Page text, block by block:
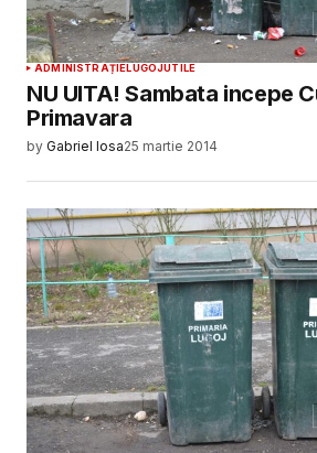
ADMINISTRAȚIELUGOJUTILE
NU UITA! Sambata incepe
Primavara
by Gabriel Iosa25 martie 2014